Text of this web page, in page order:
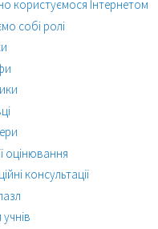
користуємося Інтернетом
собі ролі
оцінювання
консультації